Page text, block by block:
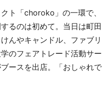
ト「choroko」の一環で、
るのは初めて。当日は町田
んやキャンドル、ファブリ
のフェアトレード活動サー
ースを出店。「おしゃれで